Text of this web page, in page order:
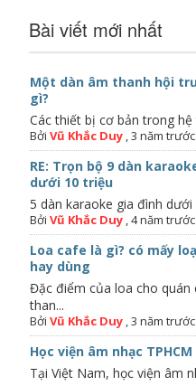
Bài viết mới nhất
Một dàn âm thanh hội
gì?
Các thiết bị cơ bản trong
Bởi Vũ Khắc Duy ,3 năm trước
RE: Trọn bộ 9 dàn
dưới 10 triệu
5 dàn karaoke gia đình
Bởi Vũ Khắc Duy ,4 năm trước
Loa cafe là gì? có mấy
hay dùng
Đặc điểm của loa cho quán
than...
Bởi Vũ Khắc Duy ,3 năm trước
Học viện âm nhạc
Tại Việt Nam, học viện âm